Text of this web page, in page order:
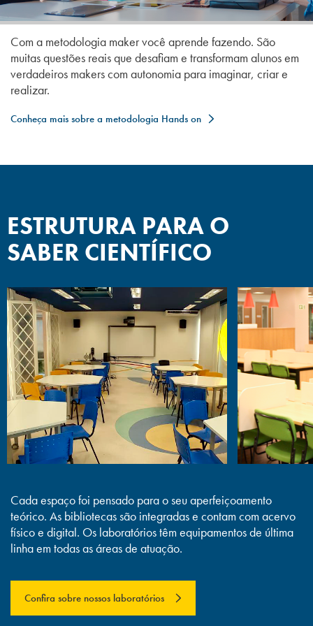
engenheiro a conquista de empregos
valorizados. A graduação capacita o
profissional a prosseguir na vida
acadêmica, quer como aluno nos
cursos de extensão e pós-graduação
quer como professor e pesquisador;
universidade;
14
e doutores, com experiência de
mercado comprovada na área de
atuação das matérias lecionadas;
15
Metodologia "Maker” incorporada à
diversas disciplinas dos ciclos básico
e profissional, potencializando a
visão de projetos a partir da
experimentação e desenvolvimento
de produtos;
16
Laboratórios de Geologia, Mecânica
dos Solos, Topografia, Hidráulica,
Materiais de Construção, com
práticas presenciais planejadas em
todos os períodos do ciclo básico.;
17
Laboratórios de Informática
equipados com os melhores softwares
utilizados nas atividades profissionais
Com a metodologia maker você aprende fazendo. São
muitas questões reais que desafiam e transformam alunos em
verdadeiros makers com autonomia para imaginar, criar e
realizar.
Conheça mais sobre a metodologia Hands on
ESTRUTURA PARA O
SABER CIENTÍFICO
Cada espaço foi pensado para o seu aperfeiçoamento
teórico. As bibliotecas são integradas e contam com acervo
físico e digital. Os laboratórios têm equipamentos de última
linha em todas as áreas de atuação.
Confira sobre nossos laboratórios